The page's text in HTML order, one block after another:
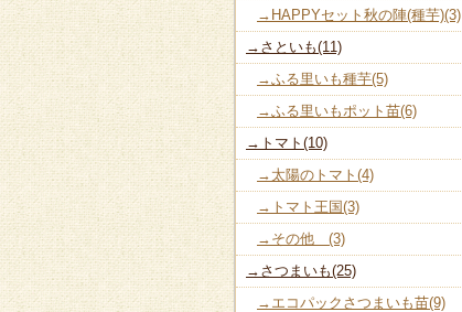
→HAPPYセット秋の陣(種芋)(3)
→さといも(11)
→ふる里いも種芋(5)
→ふる里いもポット苗(6)
→トマト(10)
→太陽のトマト(4)
→トマト王国(3)
→その他 (3)
→さつまいも(25)
→エコパックさつまいも苗(9)